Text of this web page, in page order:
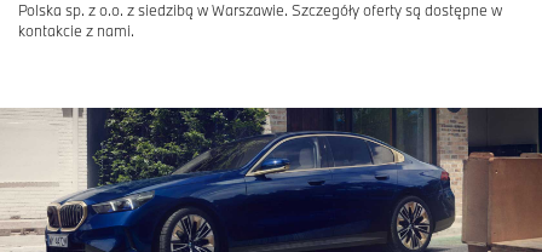
Polska sp. z o.o. z siedzibą w Warszawie. Szczegóły oferty są dostępne w
kontakcie z nami.